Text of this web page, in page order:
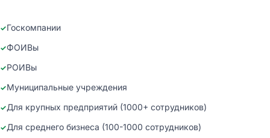
Госкомпании
ФОИВы
РОИВы
Муниципальные учреждения
Для крупных предприятий (1000+ сотрудников)
Для среднего бизнеса (100-1000 сотрудников)